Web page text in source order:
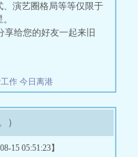
演艺圈格局等等仅限于
给您的好友一起来旧
作 今日离港
）
15 05:51:23】